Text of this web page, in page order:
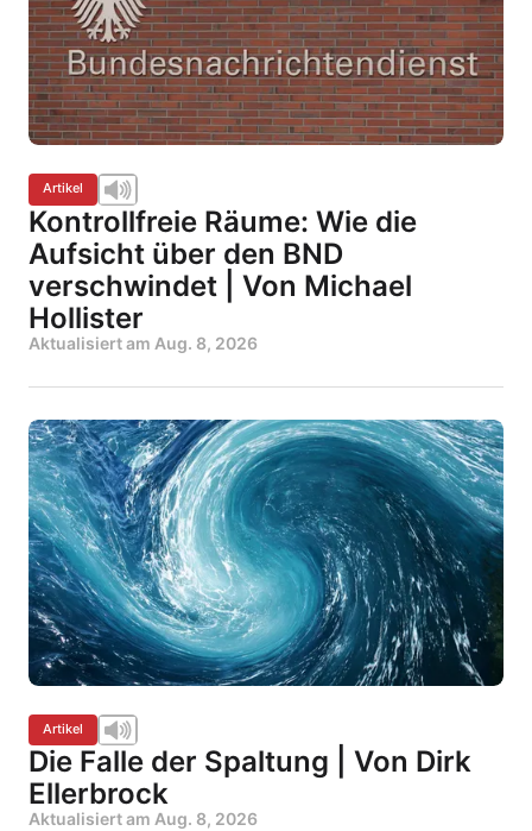
Artikel
Kontrollfreie Räume: Wie die
Aufsicht über den BND
verschwindet | Von Michael
Hollister
Aktualisiert am Aug. 8, 2026
Artikel
Die Falle der Spaltung | Von Dirk
Ellerbrock
Aktualisiert am Aug. 8, 2026